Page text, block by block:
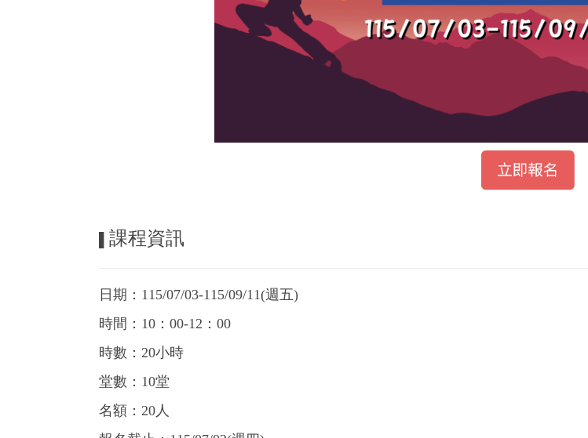
課程資訊
日期：115/07/03-115/09/11(週五)
時間：10：00-12：00
時數：20小時
堂數：10堂
名額：20人